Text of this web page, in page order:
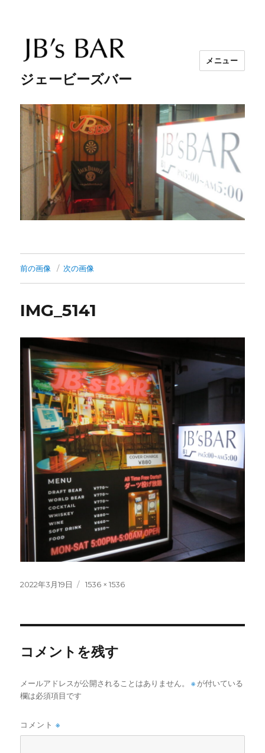
ジェービーズバー
メニュー
前の画像 次の画像
IMG_5141
投
2022年3月19日
フ
1536 × 1536
コメントを残す
メールアドレスが公開されることはありません。 ※ が付いている
欄は必須項目です
コメント※